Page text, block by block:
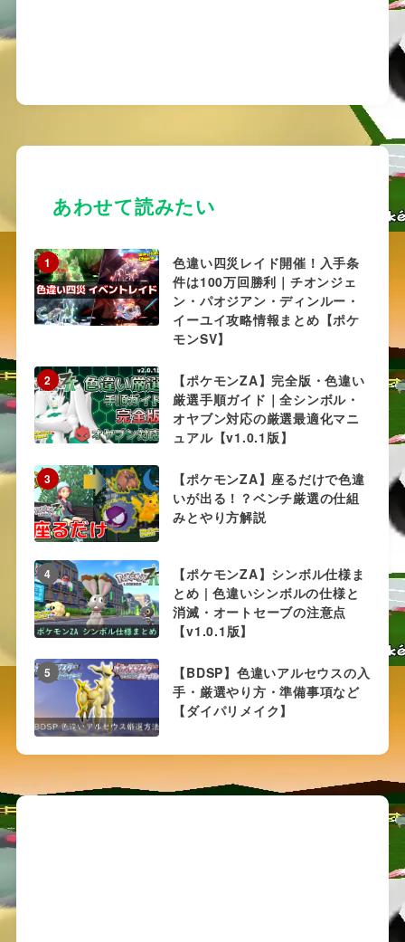
あわせて読みたい
1
色違い四災レイド開催！入手条
件は100万回勝利｜チオンジェ
ン・パオジアン・ディンルー・
イーユイ攻略情報まとめ【ポケ
モンSV】
2
【ポケモンZA】完全版・色違い
厳選手順ガイド｜全シンボル・
オヤブン対応の厳選最適化マニ
ュアル【v1.0.1版】
3
【ポケモンZA】座るだけで色違
いが出る！？ベンチ厳選の仕組
みとやり方解説
4
【ポケモンZA】シンボル仕様ま
とめ | 色違いシンボルの仕様と
消滅・オートセーブの注意点
【v1.0.1版】
5
【BDSP】色違いアルセウスの入
手・厳選やり方・準備事項など
【ダイパリメイク】